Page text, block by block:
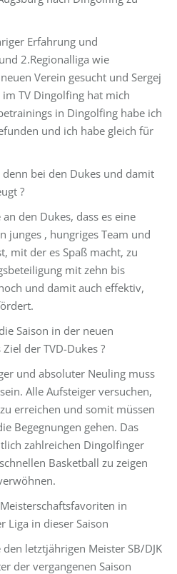
Erfahrung und
2.Regionalliga wie
Verein gesucht und Sergej
TV Dingolfing hat mich
in Dingolfing habe ich
und ich habe gleich für
bei den Dukes und damit
?
den Dukes, dass es eine
junges , hungriges Team und
mit der es Spaß macht, zu
mit zehn bis
und damit auch effektiv,
Saison in der neuen
der TVD-Dukes ?
und absoluter Neuling muss
Alle Aufsteiger versuchen,
erreichen und somit müssen
Begegnungen gehen. Das
zahlreichen Dingolfinger
Basketball zu zeigen
in
Liga in dieser Saison
letztjährigen Meister SB/DJK
der vergangenen Saison